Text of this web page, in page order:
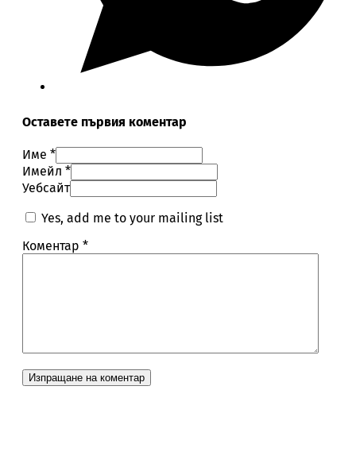
Оставете първия коментар
Име *
Имейл *
Уебсайт
Yes, add me to your mailing list
Коментар *